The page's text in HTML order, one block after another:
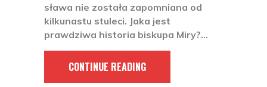
sława nie została zapomniana od
kilkunastu stuleci. Jaka jest
prawdziwa historia biskupa Miry?
CONTINUE READING